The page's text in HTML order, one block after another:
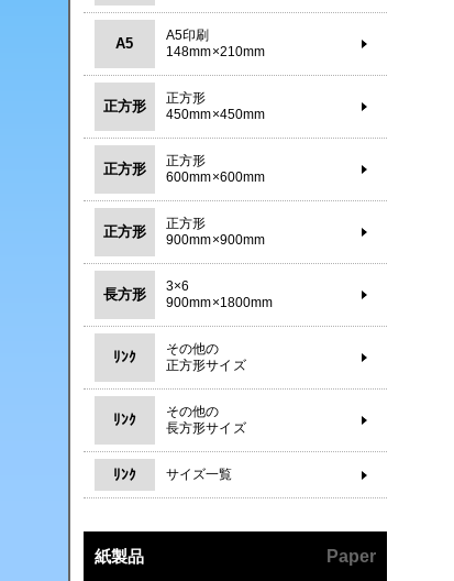
A5
A5印刷
148mm×210mm
正方形
正方形
450mm×450mm
正方形
正方形
600mm×600mm
正方形
正方形
900mm×900mm
長方形
3×6
900mm×1800mm
ﾘﾝｸ
その他の
正方形サイズ
ﾘﾝｸ
その他の
長方形サイズ
ﾘﾝｸ サイズ一覧
紙製品 Paper